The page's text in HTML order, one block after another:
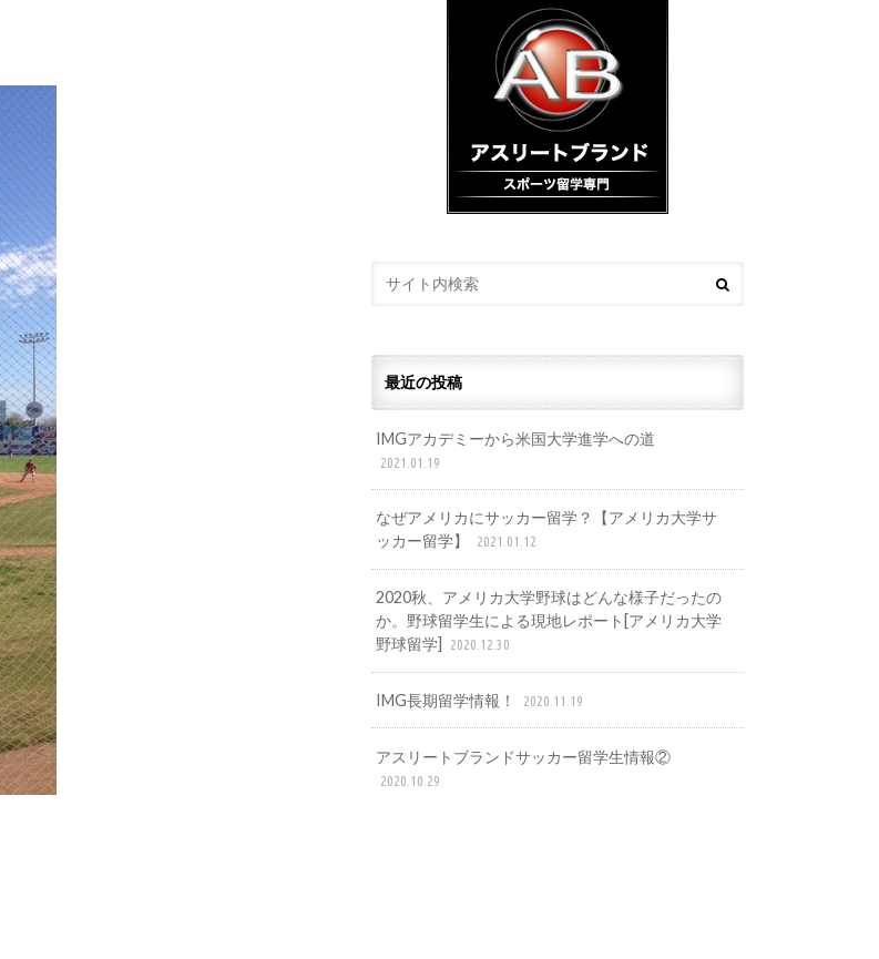
最近の投稿
IMGアカデミーから米国大学進学への道
2021.01.19
なぜアメリカにサッカー留学？【アメリカ大学サ
ッカー留学】
2021.01.12
2020秋、アメリカ大学野球はどんな様子だったの
か。野球留学生による現地レポート[アメリカ大学
野球留学]
2020.12.30
IMG長期留学情報！ 2020.11.19
アスリートブランドサッカー留学生情報②
2020.10.29